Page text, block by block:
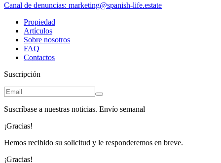
Canal de denuncias: marketing@spanish-life.estate
Propiedad
Artículos
Sobre nosotros
FAQ
Contactos
Suscripción
Suscríbase a nuestras noticias. Envío semanal
¡Gracias!
Hemos recibido su solicitud y le responderemos en breve.
¡Gracias!